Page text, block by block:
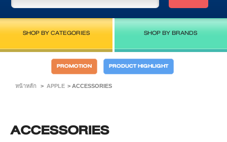
SHOP BY CATEGORIES SHOP BY BRANDS
PROMOTION PRODUCT HIGHLIGHT
หน้าหลัก > APPLE > ACCESSORIES
ACCESSORIES